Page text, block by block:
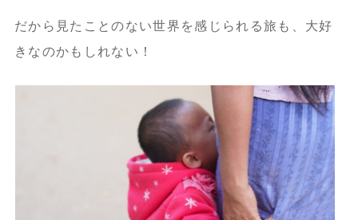
だから見たことのない世界を感じられる旅も、大好
きなのかもしれない！